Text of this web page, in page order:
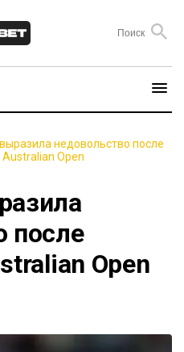
недовольство после
Open
после
Open